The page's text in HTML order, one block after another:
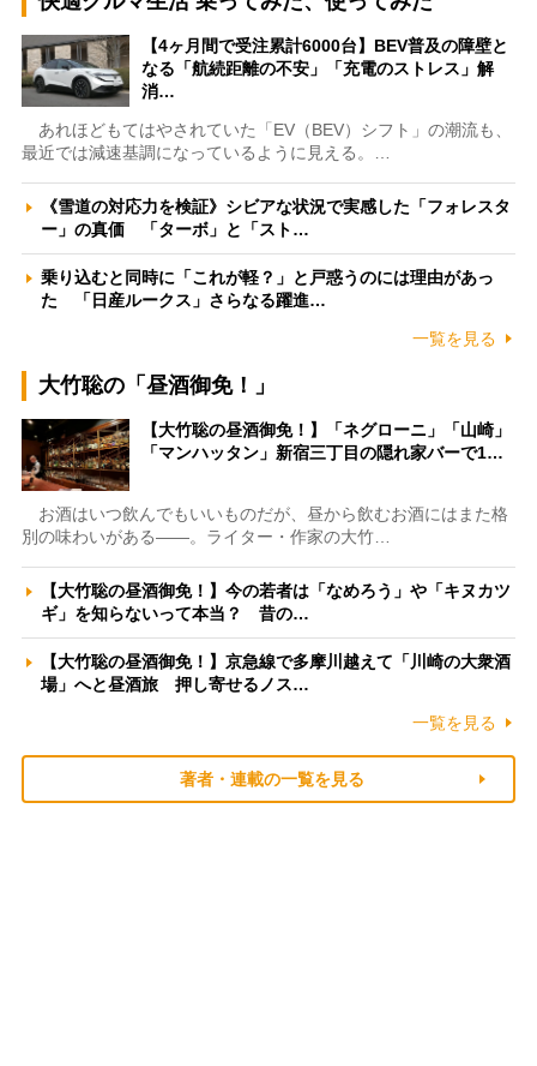
【4ヶ月間で受注累計6000台】BEV普及の障壁と
なる「航続距離の不安」「充電のストレス」解
消…
あれほどもてはやされていた「EV（BEV）シフト」の潮流も、
最近では減速基調になっているように見える。…
《雪道の対応力を検証》シビアな状況で実感した「フォレスタ
ー」の真価 「ターボ」と「スト…
乗り込むと同時に「これが軽？」と戸惑うのには理由があっ
た 「日産ルークス」さらなる躍進…
一覧を見る
大竹聡の「昼酒御免！」
【大竹聡の昼酒御免！】「ネグローニ」「山崎」
「マンハッタン」新宿三丁目の隠れ家バーで1…
お酒はいつ飲んでもいいものだが、昼から飲むお酒にはまた格
別の味わいがある――。ライター・作家の大竹…
【大竹聡の昼酒御免！】今の若者は「なめろう」や「キヌカツ
ギ」を知らないって本当？ 昔の…
【大竹聡の昼酒御免！】京急線で多摩川越えて「川崎の大衆酒
場」へと昼酒旅 押し寄せるノス…
一覧を見る
著者・連載の一覧を見る